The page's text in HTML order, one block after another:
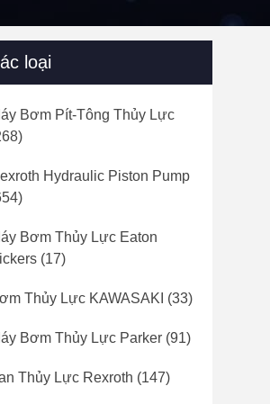
DRG/ED72
loại
Bơm Pít-Tông Thủy Lực
Hydraulic Piston Pump
Bơm Thủy Lực Eaton
(17)
Thủy Lực KAWASAKI (33)
Bơm Thủy Lực Parker (91)
Thủy Lực Rexroth (147)